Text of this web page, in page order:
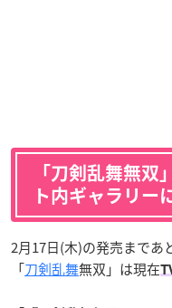
「刀剣乱舞無双」
ト内ギャラリー
2月17日(木)の発売まであ
「刀剣乱舞無双」は現在